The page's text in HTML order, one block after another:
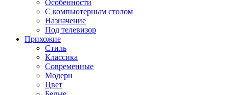
Особенности
С компьютерным столом
Назначение
Под телевизор
Прихожие
Стиль
Классика
Современные
Модерн
Цвет